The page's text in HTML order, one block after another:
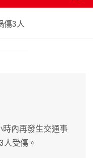
傷3人
時內再發生交通事
受傷。